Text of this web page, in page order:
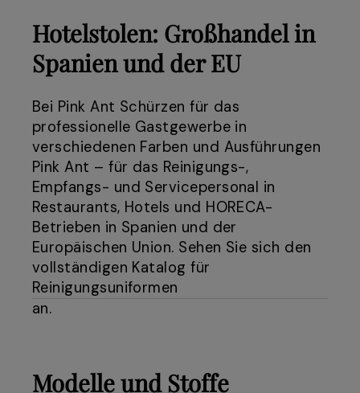
Hotelstolen: Großhandel in
Spanien und der EU
Bei Pink Ant Schürzen für das
professionelle Gastgewerbe in
verschiedenen Farben und Ausführungen
Pink Ant – für das Reinigungs-,
Empfangs- und Servicepersonal in
Restaurants, Hotels und HORECA-
Betrieben in Spanien und der
Europäischen Union. Sehen Sie sich den
vollständigen Katalog für
Reinigungsuniformen
an.
Modelle und Stoffe